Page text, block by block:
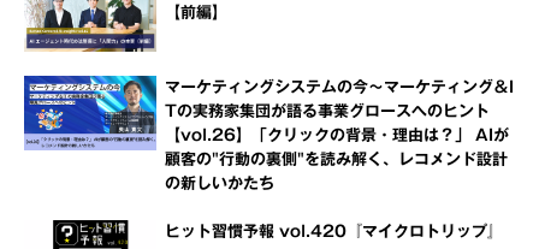
【前編】
マーケティングシステムの今～マーケティング＆I
Tの実務家集団が語る事業グロースへのヒント
【vol.26】「クリックの背景・理由は？」 AIが
顧客の"行動の裏側"を読み解く、レコメンド設計
の新しいかたち
ヒット習慣予報 vol.420『マイクロトリップ』